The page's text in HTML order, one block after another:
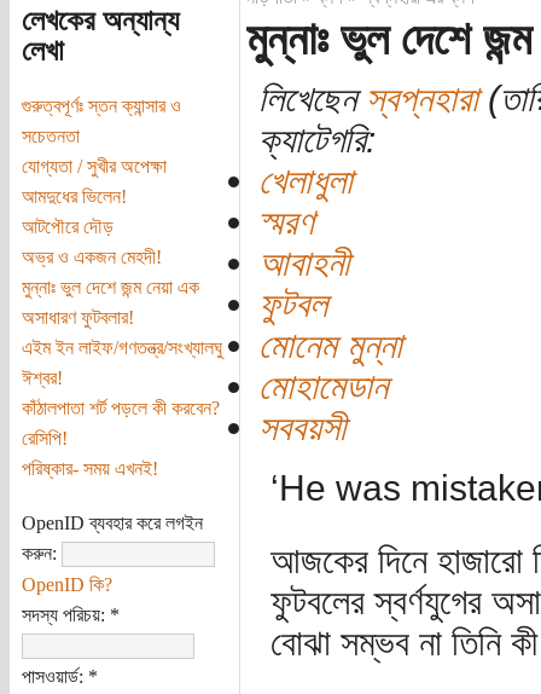
লেখকের অন্যান্য
লেখা
গুরুত্বপূর্ণঃ স্তন ক্যান্সার ও
সচেতনতা
যোগ্যতা / সুখীর অপেক্ষা
আমদুধের ভিলেন!
আটপৌরে দৌড়
অভ্র ও একজন মেহদী!
মুন্নাঃ ভুল দেশে জন্ম নেয়া এক
অসাধারণ ফুটবলার!
এইম ইন লাইফ/গণতন্ত্র/সংখ্যালঘু
ঈশ্বর!
কাঁঠালপাতা শর্ট পড়লে কী করবেন?
রেসিপি!
পরিষ্কার- সময় এখনই!
OpenID ব্যবহার করে লগইন
করুন:
OpenID কি?
সদস্য পরিচয়: *
পাসওয়ার্ড: *
মুন্নাঃ ভুল দেশে
লিখেছেনস্বপ্নহারা
ক্যাটেগরি:
খেলাধুলা
স্মরণ
আবাহনী
ফুটবল
মোনেম মুন্না
মোহামেডান
সববয়সী
‘He was
আজকের দিনে হাজারো
ফুটবলের স্বর্ণযুগের
বোঝা সম্ভব না তিনি